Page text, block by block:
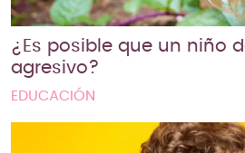
¿Es posible que un niño
agresivo?
EDUCACIÓN